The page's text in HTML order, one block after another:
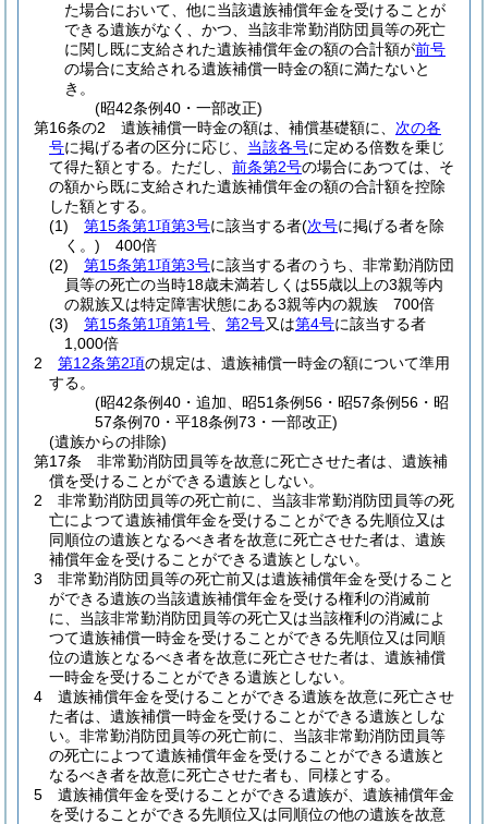
た場合において、他に当該遺族補償年金を受けることが
できる遺族がなく、かつ、当該非常勤消防団員等の死亡
に関し既に支給された遺族補償年金の額の合計額が前号
の場合に支給される遺族補償一時金の額に満たないと
き。
(昭42条例40・一部改正)
第16条の2
遺族補償一時金の額は、補償基礎額に、 次の各
号に掲げる者の区分に応じ、 当該各号に定める倍数を乗じ
て得た額とする。 ただし、 前条第2号の場合にあつては、そ
の額から既に支給された遺族補償年金の額の合計額を控除
した額とする。
(1)
第15条第1項第3号に該当する者(次号に掲げる者を除
く。) 400倍
(2)
第15条第1項第3号に該当する者のうち、非常勤消防団
員等の死亡の当時18歳未満若しくは55歳以上の3親等内
の親族又は特定障害状態にある3親等内の親族 700倍
(3)
第15条第1項第1号 第2号又は第4号に該当する者
1,000倍
2
第12条第2項の規定は、遺族補償一時金の額について準用
する。
(昭42条例40・追加、昭51条例56・昭57条例56・昭
57条例70・平18条例73・一部改正)
(遺族からの排除)
第17条
非常勤消防団員等を故意に死亡させた者は、遺族補
償を受けることができる遺族としない。
2
非常勤消防団員等の死亡前に、当該非常勤消防団員等の死
亡によつて遺族補償年金を受けることができる先順位又は
同順位の遺族となるべき者を故意に死亡させた者は、遺族
補償年金を受けることができる遺族としない。
3
非常勤消防団員等の死亡前又は遺族補償年金を受けること
ができる遺族の当該遺族補償年金を受ける権利の消滅前
に、当該非常勤消防団員等の死亡又は当該権利の消滅によ
つて遺族補償一時金を受けることができる先順位又は同順
位の遺族となるべき者を故意に死亡させた者は、遺族補償
一時金を受けることができる遺族としない。
4
遺族補償年金を受けることができる遺族を故意に死亡させ
た者は、遺族補償一時金を受けることができる遺族としな
い。 非常勤消防団員等の死亡前に、当該非常勤消防団員等
の死亡によつて遺族補償年金を受けることができる遺族と
なるべき者を故意に死亡させた者も、同様とする。
5
遺族補償年金を受けることができる遺族が、遺族補償年金
を受けることができる先順位又は同順位の他の遺族を故意